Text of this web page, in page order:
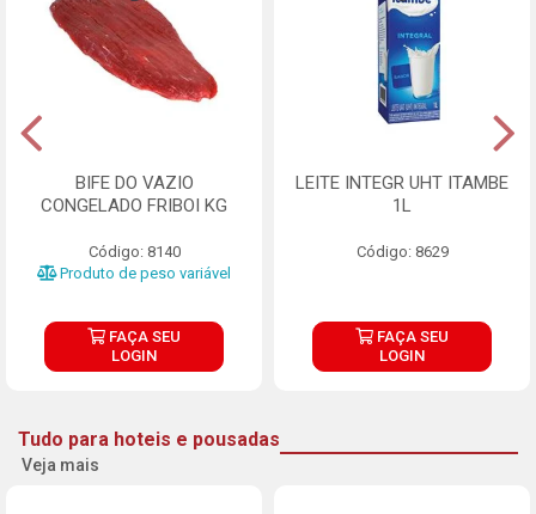
BIFE DO VAZIO
CONGELADO FRIBOI KG
Código: 8140
Produto de peso variável
FAÇA SEU
LOGIN
LEITE INTEGR UHT ITAMBE
1L
Código: 8629
FAÇA SEU
LOGIN
Tudo para hoteis e pousadas
Veja mais